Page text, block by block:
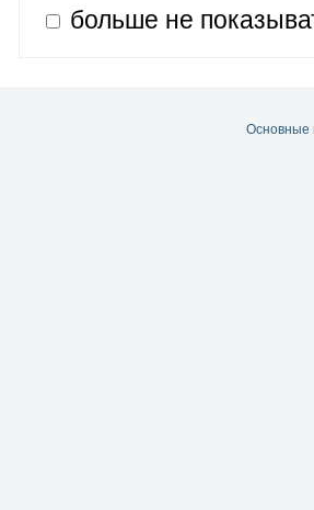
больше не
Основные